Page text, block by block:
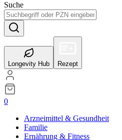
Suche
Longevity Hub Rezept
0
Arzneimittel & Gesundheit
Familie
Ernährung & Fitness